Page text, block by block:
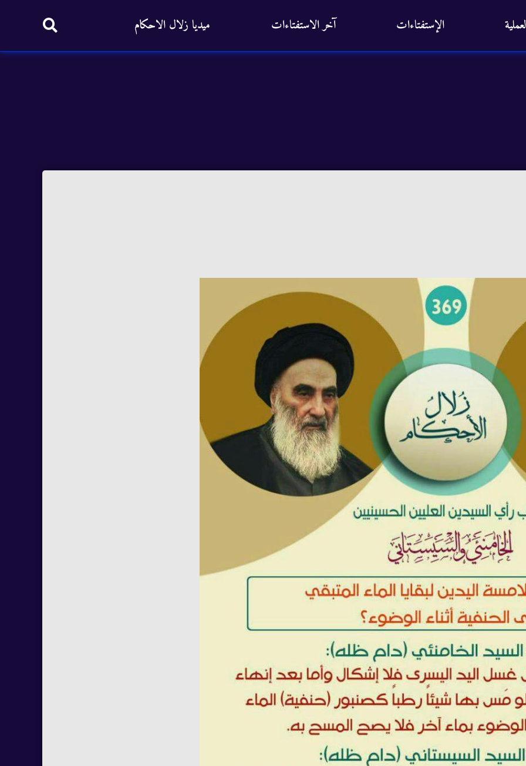
الإستفتاءات آخر الاستفتاءات ميديا زلال الاحكام